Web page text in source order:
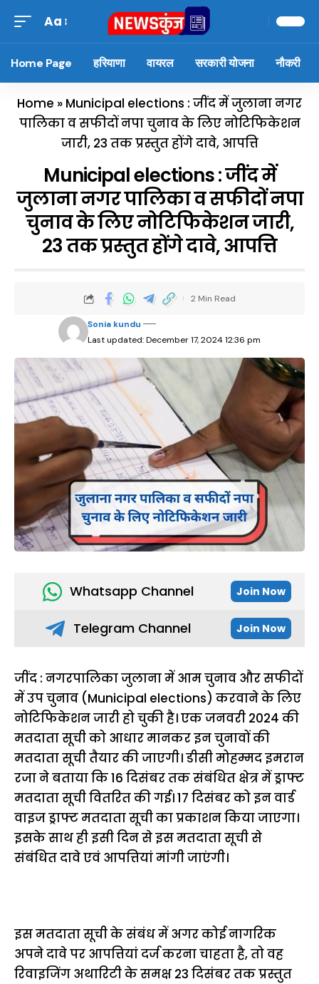
Aa
Home Page हरियाणा वायरल सरकारी योजना नौकरी
Home » Municipal elections : जींद में जुलाना नगर
पालिका व सफीदों नपा चुनाव के लिए नोटिफिकेशन
जारी, 23 तक प्रस्तुत होंगे दावे, आपत्ति
Municipal elections : जींद में
जुलाना नगर पालिका व सफीदों नपा
चुनाव के लिए नोटिफिकेशन जारी,
23 तक प्रस्तुत होंगे दावे, आपत्ति
Last updated: December 17, 2024 12:36 pm
Sonia kundu
2 Min Read
Whatsapp Channel Join Now
Telegram Channel Join Now
जींद : नगरपालिका जुलाना में आम चुनाव और सफीदों
में उप चुनाव (Municipal elections) करवाने के लिए
नोटिफिकेशन जारी हो चुकी है। एक जनवरी 2024 की
मतदाता सूची को आधार मानकर इन चुनावों की
मतदाता सूची तैयार की जाएगी। डीसी मोहम्मद इमरान
रजा ने बताया कि 16 दिसंबर तक संबंधित क्षेत्र में ड्राफ्ट
मतदाता सूची वितरित की गई। 17 दिसंबर को इन वार्ड
वाइज ड्राफ्ट मतदाता सूची का प्रकाशन किया जाएगा।
इसके साथ ही इसी दिन से इस मतदाता सूची से
संबंधित दावे एवं आपत्तियां मांगी जाएंगी।
इस मतदाता सूची के संबंध में अगर कोई नागरिक
अपने दावे पर आपत्तियां दर्ज करना चाहता है, तो वह
रिवाइजिंग अथारिटी के समक्ष 23 दिसंबर तक प्रस्तुत